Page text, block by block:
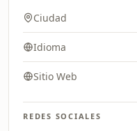
Ciudad
Idioma
Sitio Web
REDES SOCIALES